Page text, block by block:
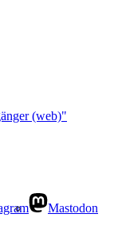
(web)"
Mastodon